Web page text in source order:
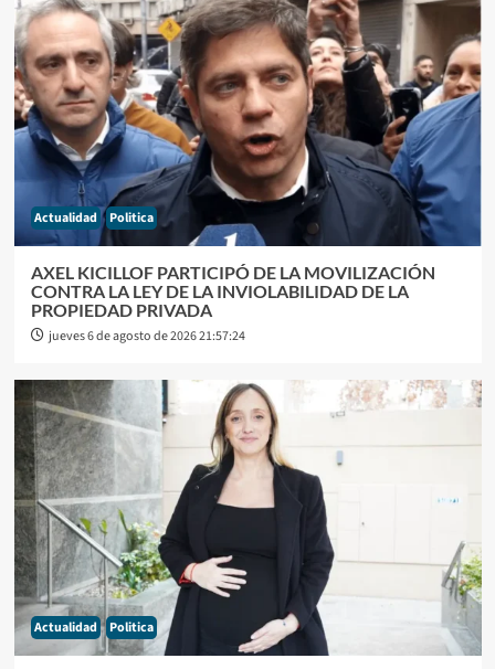
Actualidad Politica
AXEL KICILLOF PARTICIPÓ DE LA MOVILIZACIÓN
CONTRA LA LEY DE LA INVIOLABILIDAD DE LA
PROPIEDAD PRIVADA
jueves 6 de agosto de 2026 21:57:24
Actualidad Politica